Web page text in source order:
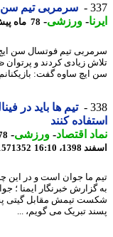
سرمربی تیم سن ایچ
-ورزشی-78 ماه پیش - دوشنبه 12 اسفند 1398، 17:00
تیم فوتسال سن ایچ
زیادی کردند و پرتوان
ساوه گفت: بازیکنانم در
تیم ها باید در فینال
کنند
اقتصاد-ورزشی-
16:10
51571352
ما جوان است و در این چند
خبرنگار ایمنا ؛
تیمش مقابل گیتی پسند در
تبریک می گویم، ...